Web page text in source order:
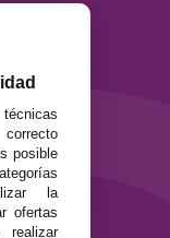
uso
posible
la
ofertas
realizar